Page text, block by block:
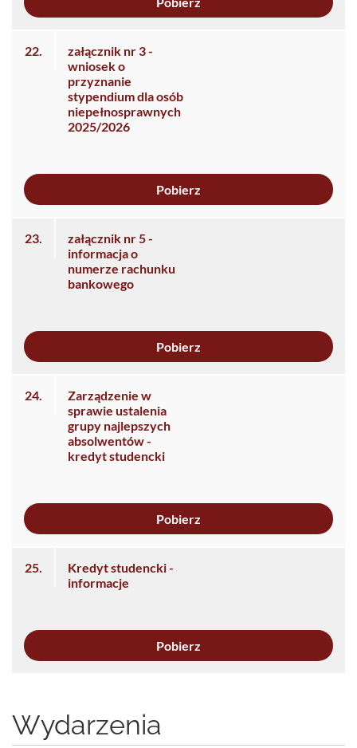
22.
załącznik nr 3 -
wniosek o
przyznanie
stypendium dla osób
niepełnosprawnych
2025/2026
Pobierz
23.
załącznik nr 5 -
informacja o
numerze rachunku
bankowego
Pobierz
24.
Zarządzenie w
sprawie ustalenia
grupy najlepszych
absolwentów -
kredyt studencki
Pobierz
25.
Kredyt studencki -
informacje
Pobierz
Wydarzenia